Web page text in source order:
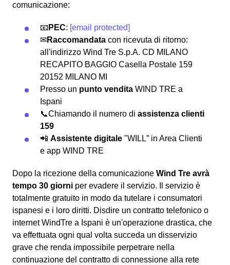
comunicazione:
📧 PEC: [email protected]
✉Raccomandata con ricevuta di ritorno:
all'indirizzo Wind Tre S.p.A. CD MILANO
RECAPITO BAGGIO Casella Postale 159
20152 MILANO MI
Presso un punto vendita WIND TRE a
Ispani
📞Chiamando il numero di assistenza clienti
159
📲 Assistente digitale "WILL” in Area Clienti
e app WIND TRE
Dopo la ricezione della comunicazione Wind Tre avrà
tempo 30 giorni per evadere il servizio. Il servizio è
totalmente gratuito in modo da tutelare i consumatori
ispanesi e i loro diritti. Disdire un contratto telefonico o
internet WindTre a Ispani è un'operazione drastica, che
va effettuata ogni qual volta succeda un disservizio
grave che renda impossibile perpetrare nella
continuazione del contratto di connessione alla rete